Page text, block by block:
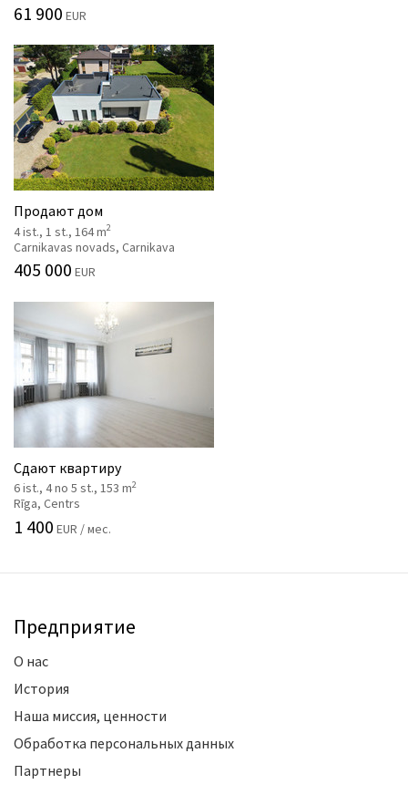
61 900 EUR
Продают дом
4 ist., 1 st., 164 m2
Carnikavas novads, Carnikava
405 000 EUR
Сдают квартиру
6 ist., 4 no 5 st., 153 m2
Rīga, Centrs
1 400 EUR / мес.
Предприятие
О нас
История
Наша миссия, ценности
Обработка персональных данных
Партнеры